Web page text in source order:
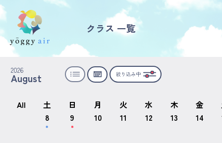
受講の流れ
料金について
インストラクター一覧
FAQ / お問い合わせ
クラス 一覧
2026
August 絞り込み中
All
土
8
日
9
月
10
火
11
水
12
木
13
金
14